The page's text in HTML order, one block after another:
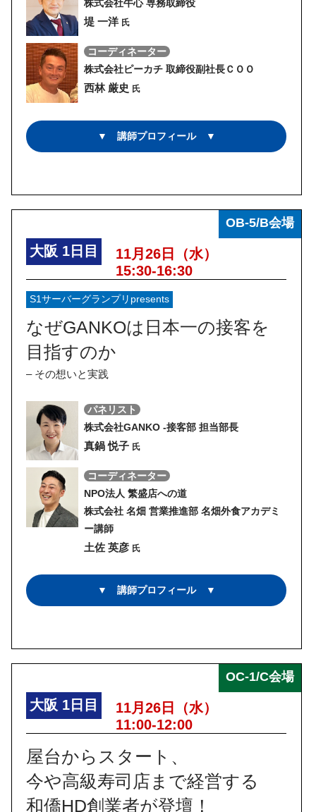
株式会社牛心 専務取締役
堤 一洋 氏
コーディネーター
株式会社ピーカチ 取締役副社長ＣＯＯ
西林 厳史 氏
▼ 講師プロフィール ▼
OB-5/B会場
大阪 1日目
11月26日（水）
15:30-16:30
S1サーバーグランプリpresents
なぜGANKOは日本一の接客を
目指すのか
– その想いと実践
パネリスト
株式会社GANKO -接客部 担当部長
真鍋 悦子 氏
コーディネーター
NPO法人 繁盛店への道
株式会社 名畑 営業推進部 名畑外食アカデミ
ー講師
土佐 英彦 氏
▼ 講師プロフィール ▼
OC-1/C会場
大阪 1日目
11月26日（水）
11:00-12:00
屋台からスタート、
今や高級寿司店まで経営する
和僑HD創業者が登壇！